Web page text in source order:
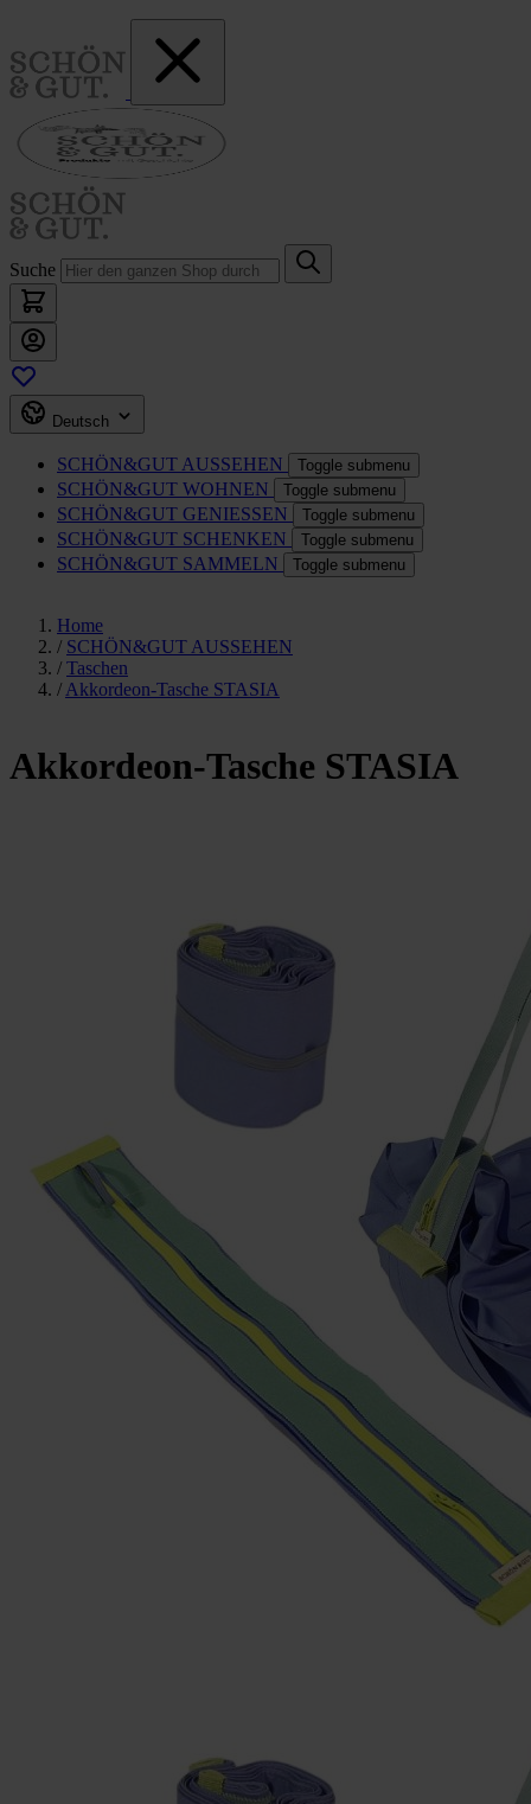
Suche
Deutsch
SCHÖN&GUT AUSSEHEN Toggle submenu
SCHÖN&GUT WOHNEN Toggle submenu
SCHÖN&GUT GENIESSEN Toggle submenu
SCHÖN&GUT SCHENKEN Toggle submenu
SCHÖN&GUT SAMMELN Toggle submenu
Home
/ SCHÖN&GUT AUSSEHEN
/ Taschen
/ Akkordeon-Tasche STASIA
Akkordeon-Tasche STASIA